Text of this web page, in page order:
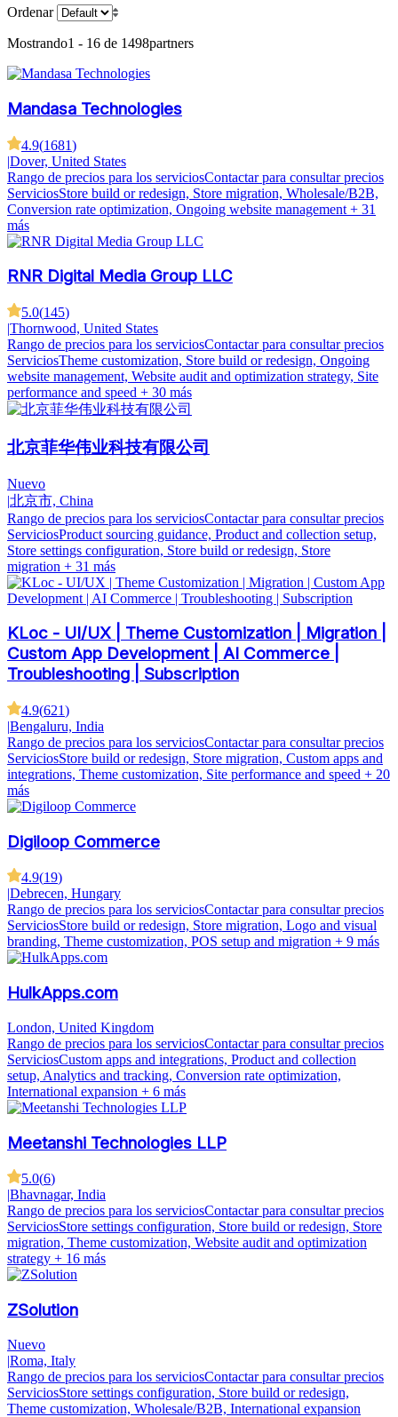
Ordenar
Mostrando1 - 16 de 1498partners
Mandasa Technologies
4.9(1681)
|Dover, United States
Rango de precios para los serviciosContactar para consultar precios
ServiciosStore build or redesign, Store migration, Wholesale/B2B,
Conversion rate optimization, Ongoing website management + 31
más
RNR Digital Media Group LLC
5.0(145)
|Thornwood, United States
Rango de precios para los serviciosContactar para consultar precios
ServiciosTheme customization, Store build or redesign, Ongoing
website management, Website audit and optimization strategy, Site
performance and speed + 30 más
北京菲华伟业科技有限公司
Nuevo
|北京市, China
Rango de precios para los serviciosContactar para consultar precios
ServiciosProduct sourcing guidance, Product and collection setup,
Store settings configuration, Store build or redesign, Store
migration + 31 más
KLoc - UI/UX | Theme Customization | Migration |
Custom App Development | AI Commerce |
Troubleshooting | Subscription
4.9(621)
|Bengaluru, India
Rango de precios para los serviciosContactar para consultar precios
ServiciosStore build or redesign, Store migration, Custom apps and
integrations, Theme customization, Site performance and speed + 20
más
Digiloop Commerce
4.9(19)
Debrecen, Hungary
Rango de precios para los serviciosContactar para consultar precios
ServiciosStore build or redesign, Store migration, Logo and visual
branding, Theme customization, POS setup and migration + 9 más
HulkApps.com
London, United Kingdom
Rango de precios para los serviciosContactar para consultar precios
ServiciosCustom apps and integrations, Product and collection
setup, Analytics and tracking, Conversion rate optimization,
International expansion + 6 más
Meetanshi Technologies LLP
5.0(6)
|Bhavnagar, India
Rango de precios para los serviciosContactar para consultar precios
ServiciosStore settings configuration, Store build or redesign, Store
migration, Theme customization, Website audit and optimization
strategy + 16 más
ZSolution
Nuevo
|Roma, Italy
Rango de precios para los serviciosContactar para consultar precios
ServiciosStore settings configuration, Store build or redesign,
Theme customization, Wholesale/B2B, International expansion